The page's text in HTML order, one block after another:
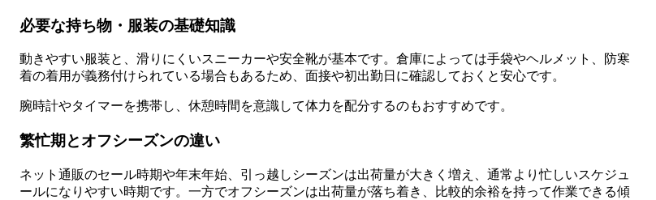
必要な持ち物・服装の基礎知識
動きやすい服装と、滑りにくいスニーカーや安全靴が基本です。倉庫によっては手袋やヘルメット、防寒
着の着用が義務付けられている場合もあるため、面接や初出勤日に確認しておくと安心です。
腕時計やタイマーを携帯し、休憩時間を意識して体力を配分するのもおすすめです。
繁忙期とオフシーズンの違い
ネット通販のセール時期や年末年始、引っ越しシーズンは出荷量が大きく増え、通常より忙しいスケジュ
ールになりやすい時期です。一方でオフシーズンは出荷量が落ち着き、比較的余裕を持って作業できる傾